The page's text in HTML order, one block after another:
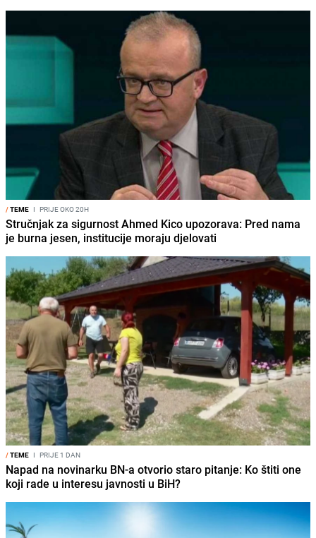
/TEME I PRIJE OKO 20H
Stručnjak za sigurnost Ahmed Kico upozorava: Pred nama
je burna jesen, institucije moraju djelovati
/TEME I PRIJE 1 DAN
Napad na novinarku BN-a otvorio staro pitanje: Ko štiti one
koji rade u interesu javnosti u BiH?